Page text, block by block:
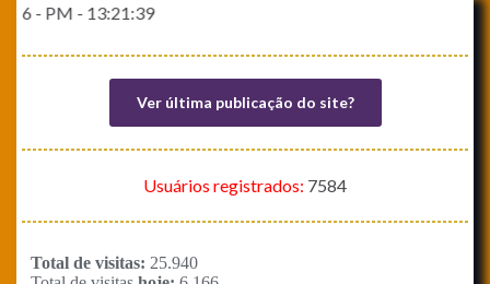
Ver última publicação do site?
Usuários registrados: 7584